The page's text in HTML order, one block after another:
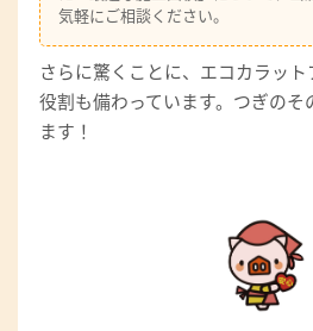
気軽にご相談ください。
さらに驚くことに、エコカラッ
役割も備わっています。つぎのそ
ます！